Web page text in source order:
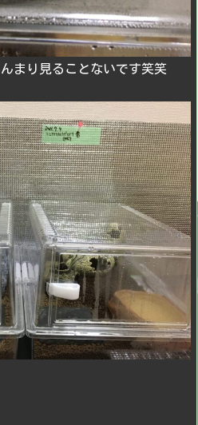
まり見ることないです笑笑